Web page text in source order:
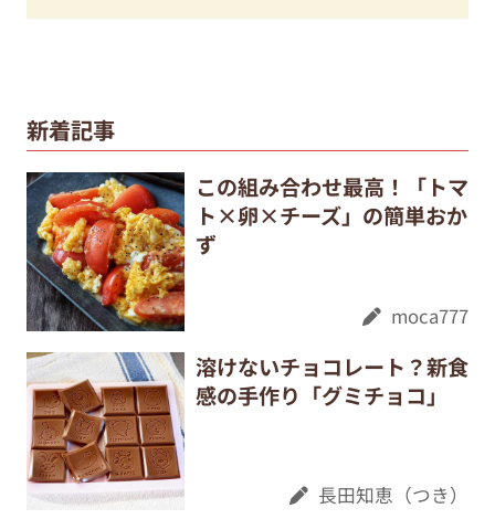
新着記事
この組み合わせ最高！「トマ
ト×卵×チーズ」の簡単おか
ず
moca777
溶けないチョコレート？新食
感の手作り「グミチョコ」
長田知恵（つき）